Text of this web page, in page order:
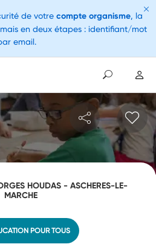
HOUDAS - ASCHERES-LE-
MARCHE
POUR TOUS
de votre compte organisme, la
en deux étapes : identifiant/mot
email.